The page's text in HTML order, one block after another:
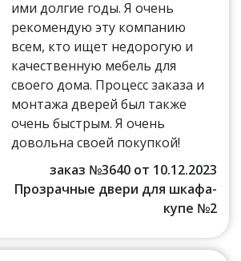
ими долгие годы. Я очень
рекомендую эту компанию
всем, кто ищет недорогую и
качественную мебель для
своего дома. Процесс заказа и
монтажа дверей был также
очень быстрым. Я очень
довольна своей покупкой!
заказ №3640 от 10.12.2023
Прозрачные двери для шкафа-
купе №2